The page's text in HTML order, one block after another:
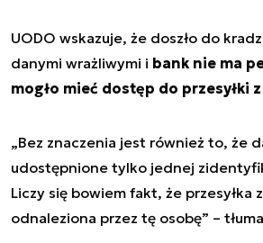
UODO wskazuje, że doszło do
danymi wrażliwymi i bank nie ma
mogło mieć dostęp do przesyłki
„Bez znaczenia jest również to, że
udostępnione tylko jednej
Liczy się bowiem fakt, że przesyłka
odnaleziona przez tę osobę” –